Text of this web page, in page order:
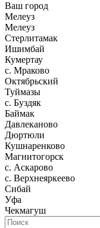
Ваш город
Мелеуз
Мелеуз
Стерлитамак
Ишимбай
Кумертау
c. Мраково
Октябрьский
Туймазы
c. Буздяк
Баймак
Давлеканово
Дюртюли
Кушнаренково
Магнитогорск
с. Аскарово
с. Верхнеяркеево
Сибай
Уфа
Чекмагуш